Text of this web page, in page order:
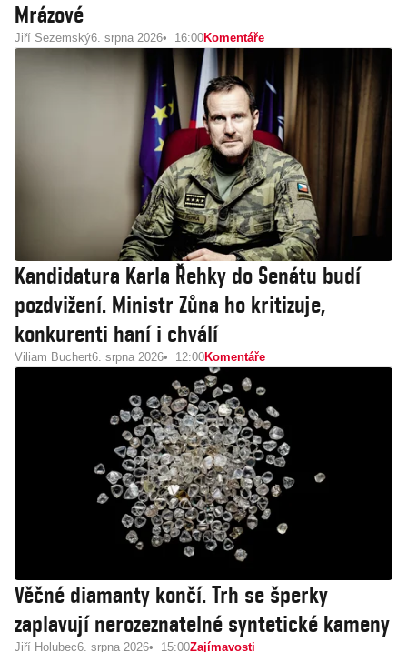
Mrázové
Jiří Sezemský6. srpna 2026 16:00Komentáře
Kandidatura Karla Řehky do Senátu budí
pozdvižení. Ministr Zůna ho kritizuje,
konkurenti haní i chválí
Viliam Buchert6. srpna 2026 12:00Komentáře
Věčné diamanty končí. Trh se šperky
zaplavují nerozeznatelné syntetické kameny
Jiří Holubec6. srpna 2026 15:00Zajímavosti